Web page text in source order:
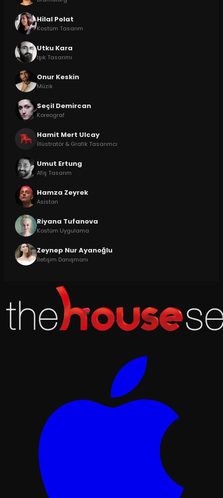
Hilal Polat
Kostüm Tasarım
Utku Kara
Işık Tasarımı
Onur Keskin
Müzik
Seçil Demircan
Koreograf
Hamit Mert Ulcay
İllüstratör & Grafik Tasarımcı
Umut Ertung
Afiş Tasarım
Hamza Zeyrek
Asistan
Riyana Tufanova
Kostüm Uygulama
Zeynep Nur Ayanoğlu
İletişim Danışmanı